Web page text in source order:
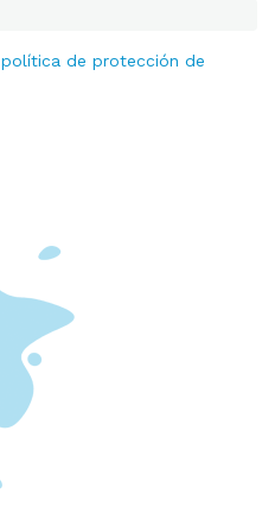
política de protección de